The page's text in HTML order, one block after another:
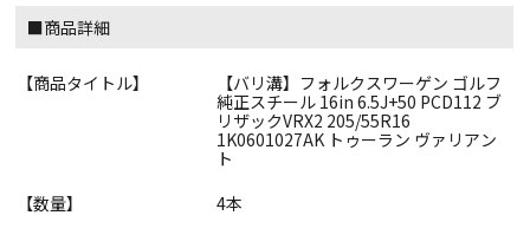
■商品詳細
【商品タイトル】
【バリ溝】フォルクスワーゲン ゴルフ
純正スチール 16in 6.5J+50 PCD112 ブ
リザックVRX2 205/55R16
1K0601027AK トゥーラン ヴァリアン
ト
【数量】
4本